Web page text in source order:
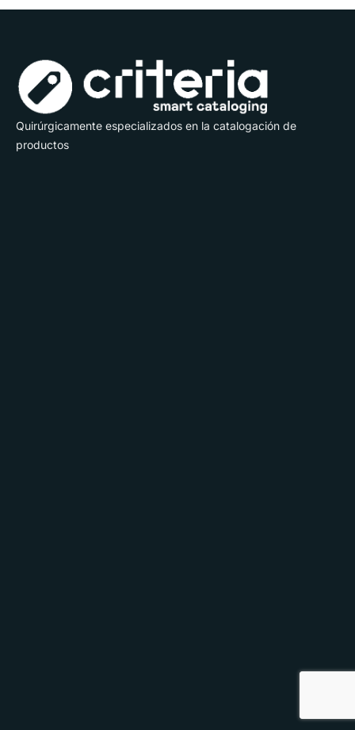
Quirúrgicamente especializados en la catalogación de
productos